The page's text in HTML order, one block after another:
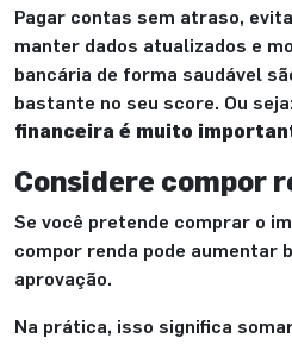
Pagar contas sem atraso,
manter dados atualizados e
bancária de forma saudável
bastante no seu score. Ou seja:
financeira é muito
Considere compor
Se você pretende comprar o
compor renda pode aumentar
aprovação.
Na prática, isso significa